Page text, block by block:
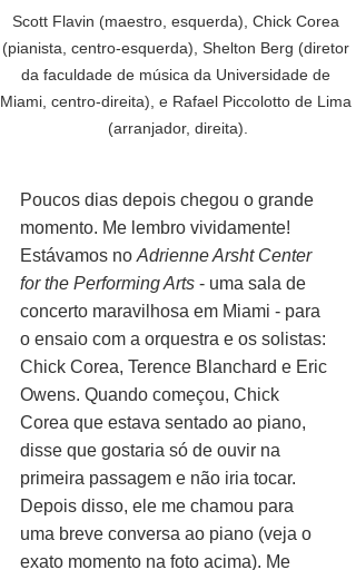
Scott Flavin (maestro, esquerda), Chick Corea
(pianista, centro-esquerda), Shelton Berg (diretor
da faculdade de música da Universidade de
Miami, centro-direita), e Rafael Piccolotto de Lima
(arranjador, direita).
Poucos dias depois chegou o grande
momento. Me lembro vividamente!
Estávamos no Adrienne Arsht Center
for the Performing Arts - uma sala de
concerto maravilhosa em Miami - para
o ensaio com a orquestra e os solistas:
Chick Corea, Terence Blanchard e Eric
Owens. Quando começou, Chick
Corea que estava sentado ao piano,
disse que gostaria só de ouvir na
primeira passagem e não iria tocar.
Depois disso, ele me chamou para
uma breve conversa ao piano (veja o
exato momento na foto acima). Me